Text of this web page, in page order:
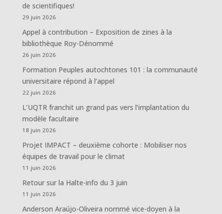
de scientifiques!
29 juin 2026
Appel à contribution – Exposition de zines à la
bibliothèque Roy-Dénommé
26 juin 2026
Formation Peuples autochtones 101 : la communauté
universitaire répond à l’appel
22 juin 2026
L’UQTR franchit un grand pas vers l’implantation du
modèle facultaire
18 juin 2026
Projet IMPACT – deuxième cohorte : Mobiliser nos
équipes de travail pour le climat
11 juin 2026
Retour sur la Halte-info du 3 juin
11 juin 2026
Anderson Araújo-Oliveira nommé vice-doyen à la